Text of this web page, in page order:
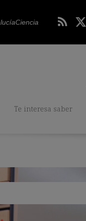
Te interesa saber